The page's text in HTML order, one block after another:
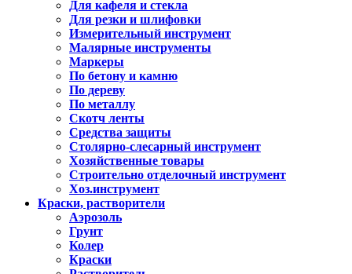
Для кафеля и стекла
Для резки и шлифовки
Измерительный инструмент
Малярные инструменты
Маркеры
По бетону и камню
По дереву
По металлу
Скотч ленты
Средства защиты
Столярно-слесарный инструмент
Хозяйственные товары
Строительно отделочный инструмент
Хоз.инструмент
Краски, растворители
Аэрозоль
Грунт
Колер
Краски